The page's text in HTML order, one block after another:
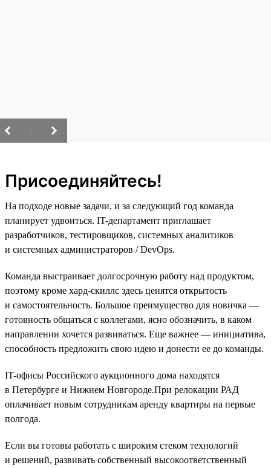
Присоединяйтесь!
На подходе новые задачи, и за следующий год команда
планирует удвоиться. IT-департамент приглашает
разработчиков, тестировщиков, системных аналитиков
и системных администраторов / DevOps.
Команда выстраивает долгосрочную работу над продуктом,
поэтому кроме хард-скиллс здесь ценятся открытость
и самостоятельность. Большое преимущество для новичка —
готовность общаться с коллегами, ясно обозначить, в каком
направлении хочется развиваться. Еще важнее — инициатива,
способность предложить свою идею и донести ее до команды.
IT-офисы Российского аукционного дома находятся
в Петербурге и Нижнем Новгороде.При релокации РАД
оплачивает новым сотрудникам аренду квартиры на первые
полгода.
Если вы готовы работать с широким стеком технологий
и решений, развивать собственный высокоответственный